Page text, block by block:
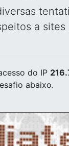
a sites
do IP
abaixo.